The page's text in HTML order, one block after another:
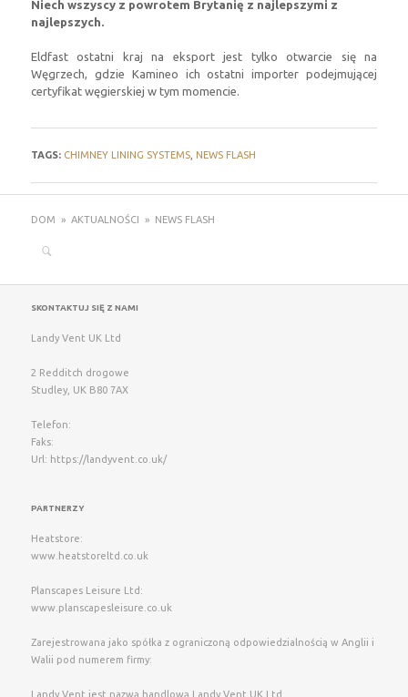
Niech wszyscy z powrotem Brytanię z najlepszymi z
najlepszych.
Eldfast ostatni kraj na eksport jest tylko otwarcie się na
Węgrzech, gdzie Kamineo ich ostatni importer podejmującej
certyfikat węgierskiej w tym momencie.
TAGS: CHIMNEY LINING SYSTEMS NEWS FLASH
DOM » AKTUALNOŚCI » NEWS FLASH
Szukaj:
SKONTAKTUJ SIĘ Z NAMI
Landy Vent UK Ltd
2 Redditch drogowe
Studley UK B80 7AX
Telefon:
Faks:
Url: https://landyvent.co.uk/
PARTNERZY
Heatstore:
www.heatstoreltd.co.uk
Planscapes Leisure Ltd:
www.planscapesleisure.co.uk
Zarejestrowana jako spółka z ograniczoną odpowiedzialnością w Anglii i
Walii pod numerem firmy:
Landy Vent jest nazwą handlową Landy Vent UK Ltd